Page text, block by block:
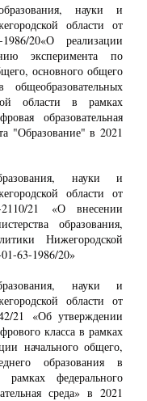
науки и
области от
20«О реализации
эксперимента по
основного общего
области в рамках
образовательная
"Образование" в 2021
науки и
области от
21 «О внесении
образования,
Нижегородской
63-1986/20»
науки и
области от
21 «Об утверждении
класса в рамках
начального общего,
образования в
федерального
среда» в 2021